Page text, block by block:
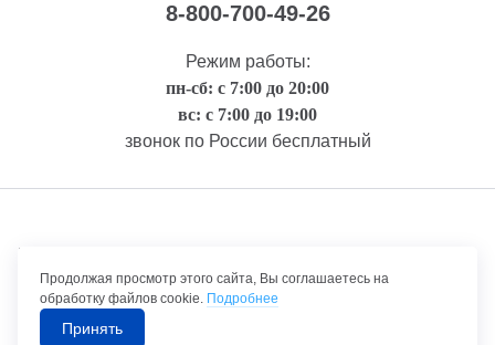
8-800-700-49-26
Режим работы:
пн-сб: с 7:00 до 20:00
вс: с 7:00 до 19:00
звонок по России бесплатный
Правовая информация
©1992-2026 ТрансТехСервис – продажа и обслуживание автомобилей.
Продолжая просмотр этого сайта, Вы соглашаетесь на
обработку файлов cookie. Подробнее
Принять